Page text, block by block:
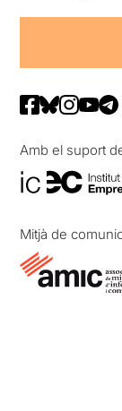
Amb el suport
Mitjà de